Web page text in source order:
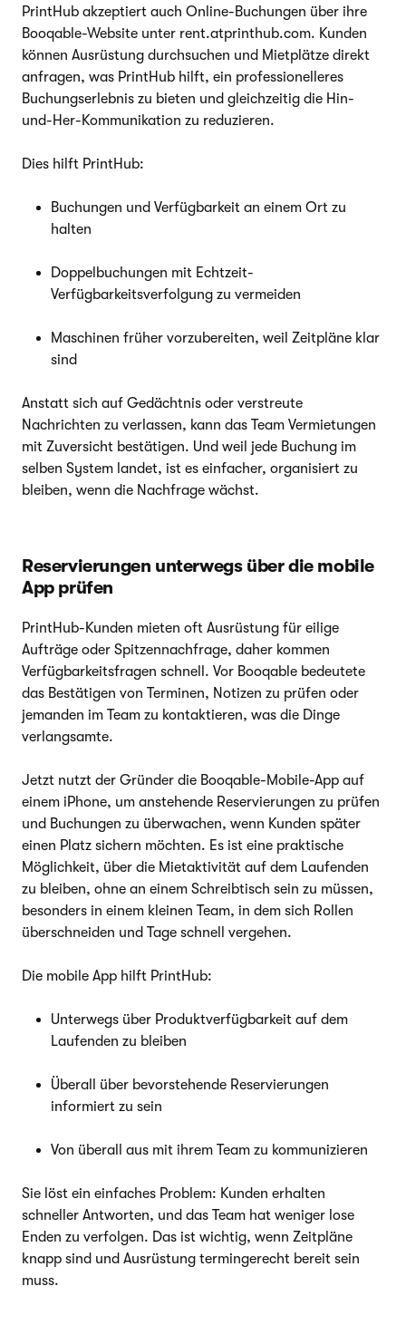
PrintHub akzeptiert auch Online-Buchungen über ihre
Booqable-Website unter rent.atprinthub.com. Kunden
können Ausrüstung durchsuchen und Mietplätze direkt
anfragen, was PrintHub hilft, ein professionelleres
Buchungserlebnis zu bieten und gleichzeitig die Hin-
und-Her-Kommunikation zu reduzieren.
Dies hilft PrintHub:
Buchungen und Verfügbarkeit an einem Ort zu
halten
Doppelbuchungen mit Echtzeit-
Verfügbarkeitsverfolgung zu vermeiden
Maschinen früher vorzubereiten, weil Zeitpläne klar
sind
Anstatt sich auf Gedächtnis oder verstreute
Nachrichten zu verlassen, kann das Team Vermietungen
mit Zuversicht bestätigen. Und weil jede Buchung im
selben System landet, ist es einfacher, organisiert zu
bleiben, wenn die Nachfrage wächst.
Reservierungen unterwegs über die mobile
App prüfen
PrintHub-Kunden mieten oft Ausrüstung für eilige
Aufträge oder Spitzennachfrage, daher kommen
Verfügbarkeitsfragen schnell. Vor Booqable bedeutete
das Bestätigen von Terminen, Notizen zu prüfen oder
jemanden im Team zu kontaktieren, was die Dinge
verlangsamte.
Jetzt nutzt der Gründer die Booqable-Mobile-App auf
einem iPhone, um anstehende Reservierungen zu prüfen
und Buchungen zu überwachen, wenn Kunden später
einen Platz sichern möchten. Es ist eine praktische
Möglichkeit, über die Mietaktivität auf dem Laufenden
zu bleiben, ohne an einem Schreibtisch sein zu müssen,
besonders in einem kleinen Team, in dem sich Rollen
überschneiden und Tage schnell vergehen.
Die mobile App hilft PrintHub:
Unterwegs über Produktverfügbarkeit auf dem
Laufenden zu bleiben
Überall über bevorstehende Reservierungen
informiert zu sein
Von überall aus mit ihrem Team zu kommunizieren
Sie löst ein einfaches Problem: Kunden erhalten
schneller Antworten, und das Team hat weniger lose
Enden zu verfolgen. Das ist wichtig, wenn Zeitpläne
knapp sind und Ausrüstung termingerecht bereit sein
muss.